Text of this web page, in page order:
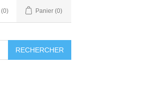
(0) Panier (0)
RECHERCHER